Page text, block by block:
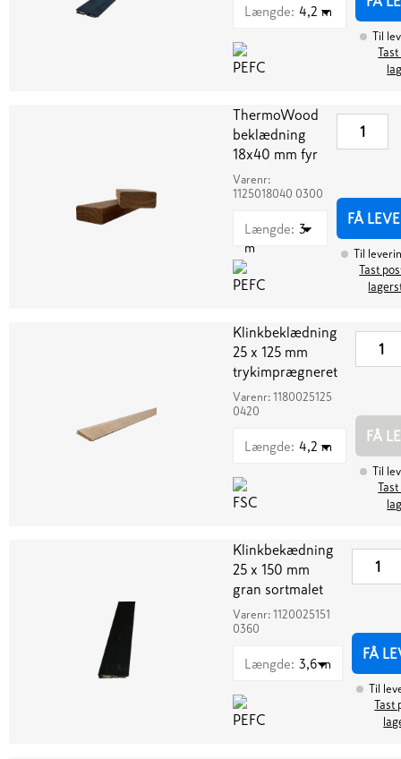
Længde: 4,2 m
Til
ThermoWood
beklædning
18x40 mm fyr
Varenr:
1125018040 0300
Længde: 3
m
FÅ
Til
Tast
Klinkbeklædning
25 x 125 mm
trykimprægneret
Varenr: 1180025125
0420
Længde: 4,2 m
FÅ
Til
Klinkbekædning
25 x 150 mm
gran sortmalet
Varenr: 1120025151
0360
Længde: 3,6 m
FÅ
Til
Tast